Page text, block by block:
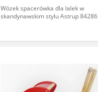
Wózek spacerówka dla lalek w
skandynawskim stylu Astrup 84286